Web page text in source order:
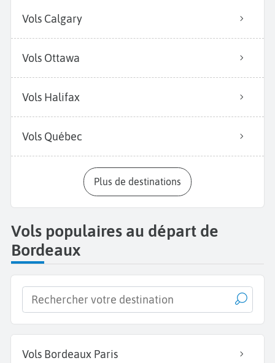
Vols Calgary
Vols Ottawa
Vols Halifax
Vols Québec
Plus de destinations
Vols populaires au départ de
Bordeaux
Vols Bordeaux Paris